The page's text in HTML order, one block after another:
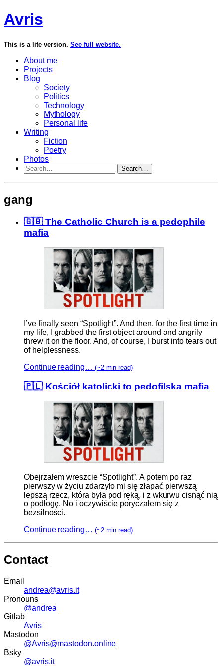
Avris
This is a lite version. See full website.
About me
Projects
Blog
Society
Politics
Technology
Mythology
Personal life
Writing
Fiction
Poetry
Photos
Search…
gang
🇬🇧 The Catholic Church is a pedophile
mafia
I’ve finally seen “Spotlight”. And then, for the first time in
my life, I grabbed the first object around and angrily
threw it on the floor. And, of course, I burst into tears out
of helplessness.
Continue reading… (~2 min read)
🇵🇱 Kościół katolicki to pedofilska mafia
Obejrzałem wreszcie “Spotlight”. A potem po raz
pierwszy w życiu zdarzyło mi się złapać pierwszą
lepszą rzecz, która była pod ręką, i z wkurwu cisnąć nią
o podłogę. No i oczywiście poryczałem się z
bezsilności.
Continue reading… (~2 min read)
Contact
Email
andrea@avris.it
Pronouns
@andrea
Gitlab
Avris
Mastodon
@Avris@mastodon.online
Bsky
@avris.it